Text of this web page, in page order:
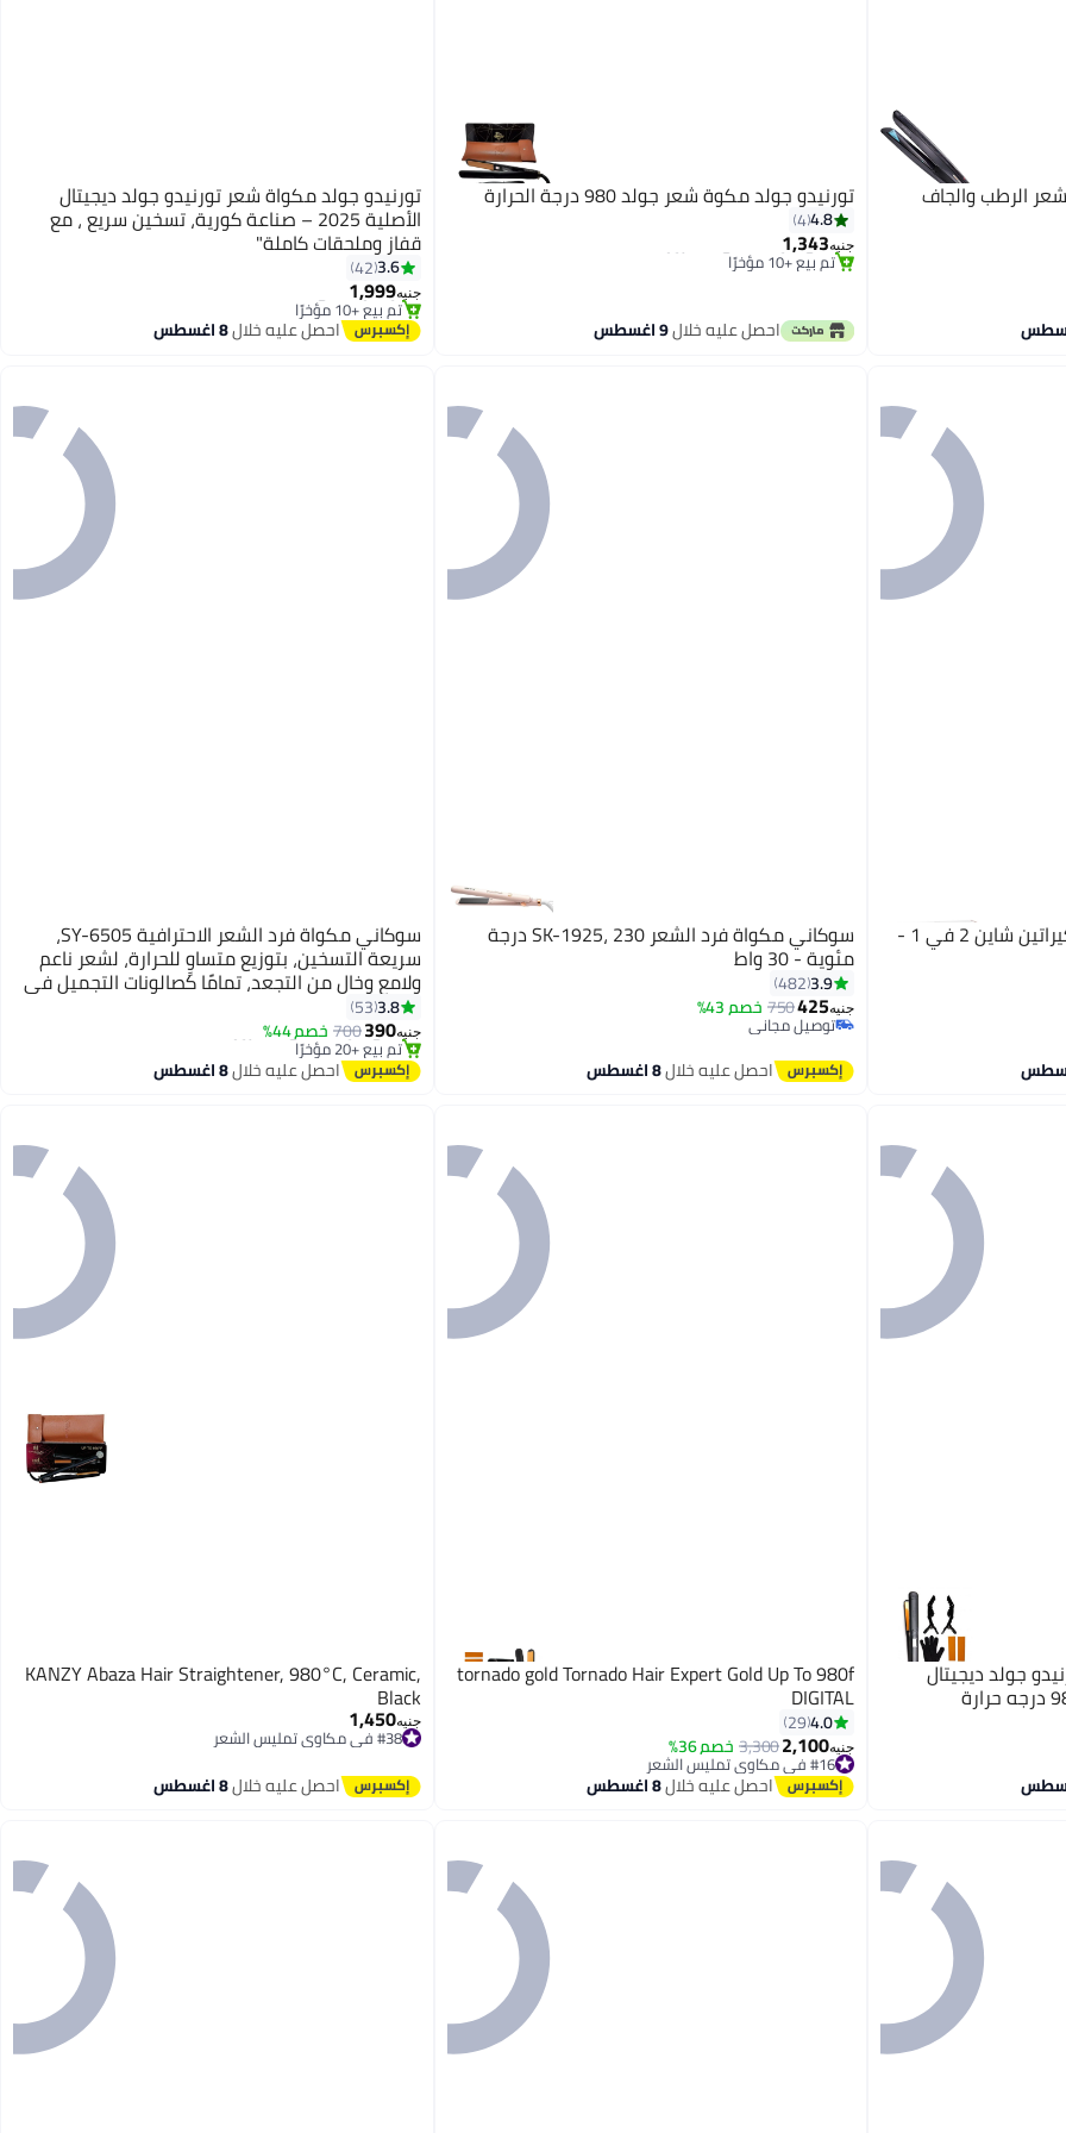
تورنيدو جولد مكوة شعر جولد 980 درجة الحرارة
4.8
4
جنيه1,343
توصيل مجاني
باقي 1 وحدات في المخزون
تم بيع +10 مؤخرًا
توصيل مجاني
احصل عليه خلال9 اغسطس
تورنيدو جولد مكواة شعر تورنيدو جولد ديجيتال
الأصلية 2025 – صناعة كورية، تسخين سريع ، مع
قفاز وملحقات كاملة"
3.6
42
جنيه1,999
#10 في مكاوي تمليس الشعر
توصيل مجاني
تم بيع +10 مؤخرًا
#10 في مكاوي تمليس الشعر احصل عليه خلال8 اغسطس
بيبي ليس كاوية فرد الشعر كيراتين شاين 2 في 1 - سوكاني مكواة فرد الشعر SK-1925، 230 درجة
مئوية - 30 واط
3.9
482
جنيه425
750خصم 43%
توصيل مجاني
توصيل مجاني
احصل عليه خلال8 اغسطس
سوكاني مكواة فرد الشعر الاحترافية SY-6505،
سريعة التسخين، بتوزيع متساوٍ للحرارة، لشعر ناعم
ولامع وخالٍ من التجعد، تمامًا كصالونات التجميل في
المنزل. مكواة فرد شعر كهربائية عالية الأداء
بتصميم مريح، سهلة الاستخدام، ونتائج تصفيف
متناسقة لجميع أنواع الشعر، للاستخدام اليومي.
3.8
53
جنيه390
700خصم 44%
توصيل مجاني
باقي 1 وحدات في المخزون
تم بيع +20 مؤخرًا
توصيل مجانياحصل عليه خلال8 اغسطس
تورنيدو جولد مكواة شعر تورنيدو جولد ديجيتال tornado gold Tornado Hair Expert Gold Up To 980f
DIGITAL
4.0
29
جنيه2,100
3,300خصم 36%
#16 في مكاوي تمليس الشعر
توصيل مجاني
#16 في مكاوي تمليس الشعر
احصل عليه خلال8 اغسطس
KANZY Abaza Hair Straightener, 980°C, Ceramic,
Black
جنيه1,450
#38 في مكاوي تمليس الشعر
توصيل مجاني
#38 في مكاوي تمليس الشعر احصل عليه خلال8 اغسطس